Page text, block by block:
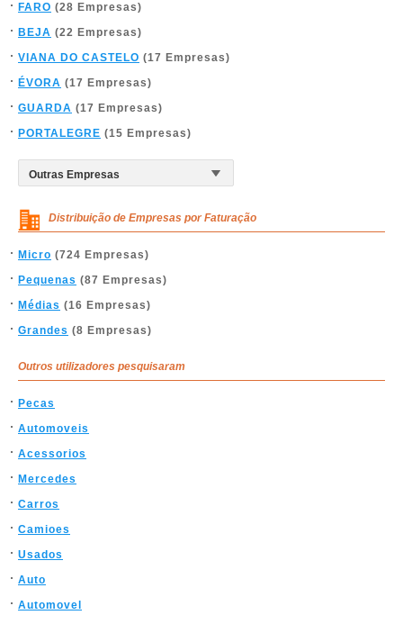
FARO (28 Empresas)
BEJA (22 Empresas)
VIANA DO CASTELO (17 Empresas)
ÉVORA (17 Empresas)
GUARDA (17 Empresas)
PORTALEGRE (15 Empresas)
Distribuição de Empresas por Faturação
Micro (724 Empresas)
Pequenas (87 Empresas)
Médias (16 Empresas)
Grandes (8 Empresas)
Outros utilizadores pesquisaram
Pecas
Automoveis
Acessorios
Mercedes
Carros
Camioes
Usados
Auto
Automovel